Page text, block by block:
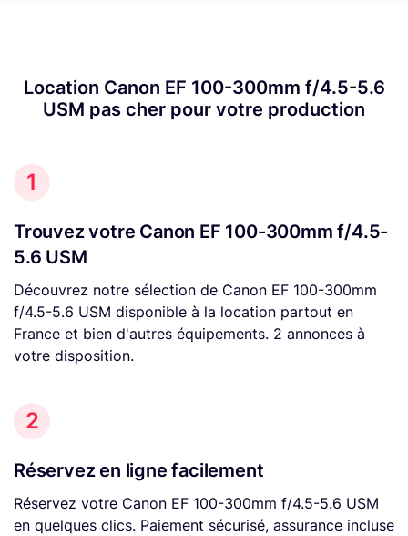
Location Canon EF 100-300mm f/4.5-5.6
USM pas cher pour votre production
1
Trouvez votre Canon EF 100-300mm f/4.5-
5.6 USM
Découvrez notre sélection de Canon EF 100-300mm
f/4.5-5.6 USM disponible à la location partout en
France et bien d'autres équipements. 2 annonces à
votre disposition.
2
Réservez en ligne facilement
Réservez votre Canon EF 100-300mm f/4.5-5.6 USM
en quelques clics. Paiement sécurisé, assurance incluse